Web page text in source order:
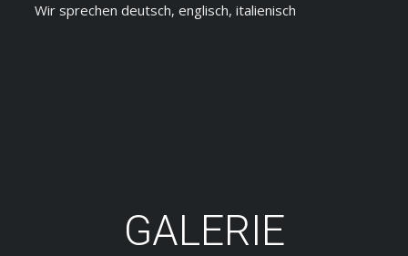
Wir sprechen deutsch, englisch, italienisch
GALERIE